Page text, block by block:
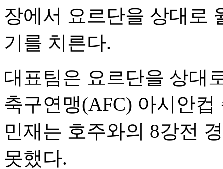
장에서 요르단을 상대로
기를 치른다.
대표팀은 요르단을 상대
축구연맹(AFC) 아시안
민재는 호주와의 8강전
못했다.